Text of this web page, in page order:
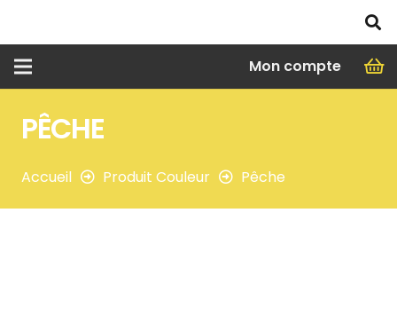
Mon compte
PÊCHE
Accueil Produit Couleur Pêche